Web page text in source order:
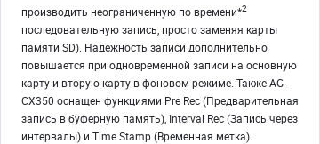
производить неограниченную по времени*2
последовательную запись, просто заменяя карты
памяти SD). Надежность записи дополнительно
повышается при одновременной записи на основную
карту и вторую карту в фоновом режиме. Также AG-
CX350 оснащен функциями Pre Rec (Предварительная
запись в буферную память), Interval Rec (Запись через
интервалы) и Time Stamp (Временная метка).